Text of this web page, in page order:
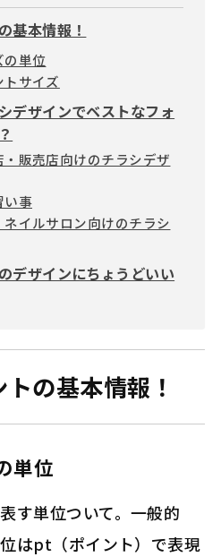
基本情報！
の単位
サイズ
デザインでベストなフォ
販売店向けのチラシデザ
い事
イルサロン向けのチラシ
デザインにちょうどいい
の基本情報！
単位
す単位ついて。一般的
はpt（ポイント）で表現